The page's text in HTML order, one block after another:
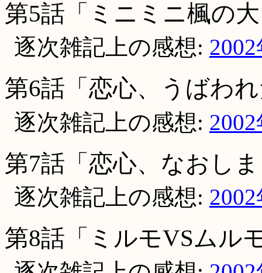
第5話「ミニミニ楓の
逐次雑記上の感想:
第6話「恋心、うばわ
逐次雑記上の感想:
第7話「恋心、なおし
逐次雑記上の感想:
第8話「ミルモVSムル